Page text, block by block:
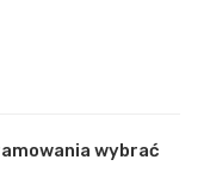
wybrać